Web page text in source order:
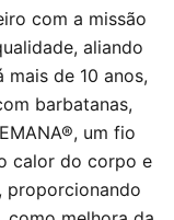
com a missão
aliando
de 10 anos,
barbatanas,
um fio
calor do corpo e
proporcionando